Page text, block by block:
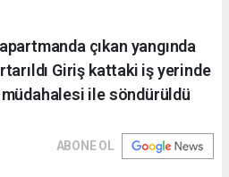
çıkan yangında
Giriş kattaki iş yerinde
müdahalesi ile söndürüldü
ABONE OL